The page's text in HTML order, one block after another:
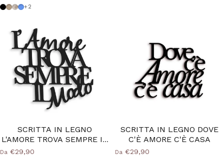
Nero
Tortora
Shabby
Azzurro Polvere
+2
SCRITTA IN LEGNO
L'AMORE TROVA SEMPRE IL
Da €29,90
SCRITTA IN LEGNO DOVE
C'È AMORE C'È CASA
Da €29,90